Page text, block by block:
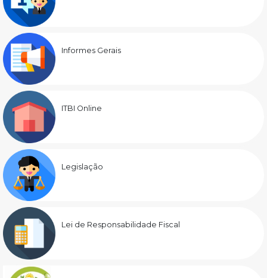
Informes Gerais
ITBI Online
Legislação
Lei de Responsabilidade Fiscal